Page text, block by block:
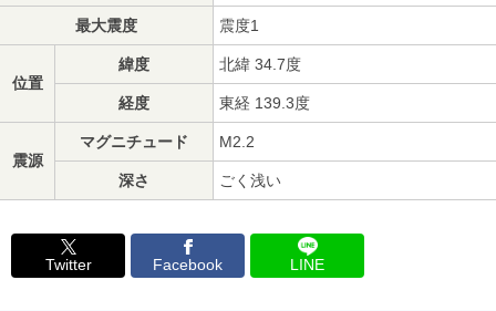
最大震度 震度1
位置
緯度 北緯 34.7度
経度 東経 139.3度
震源
マグニチュード M2.2
深さ ごく浅い
Twitter Facebook LINE